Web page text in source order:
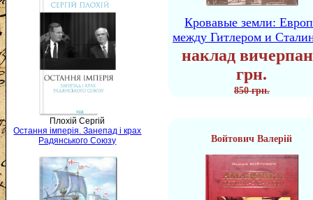
Плохій Сергій
Остання імперія. Занепад і крах
Радянського Союзу
Кровавые земли:
между Гитлером и
наклад
грн.
850 грн.
Войтович Валерій